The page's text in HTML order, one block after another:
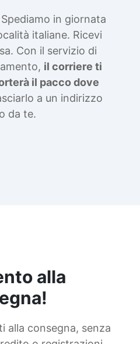
Spediamo in giornata
italiane. Ricevi
Con il servizio di
il corriere ti
il pacco dove
a un indirizzo
da te.
alla
alla consegna, senza